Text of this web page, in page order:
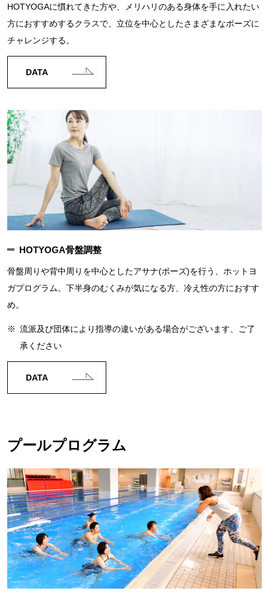
HOTYOGAに慣れてきた方や、メリハリのある身体を手に入れたい
方におすすめするクラスで、立位を中心としたさまざまなポーズに
チャレンジする。
DATA
HOTYOGA骨盤調整
骨盤周りや背中周りを中心としたアサナ(ポーズ)を行う、ホットヨ
ガプログラム。下半身のむくみが気になる方、冷え性の方におすす
め。
※ 流派及び団体により指導の違いがある場合がございます、ご了
承ください
DATA
プールプログラム